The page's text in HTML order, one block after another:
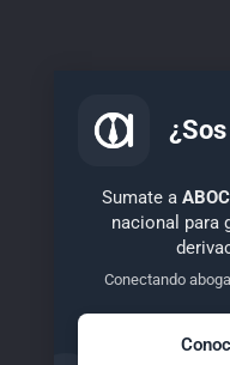
Sumate a
nacional para
Conectando